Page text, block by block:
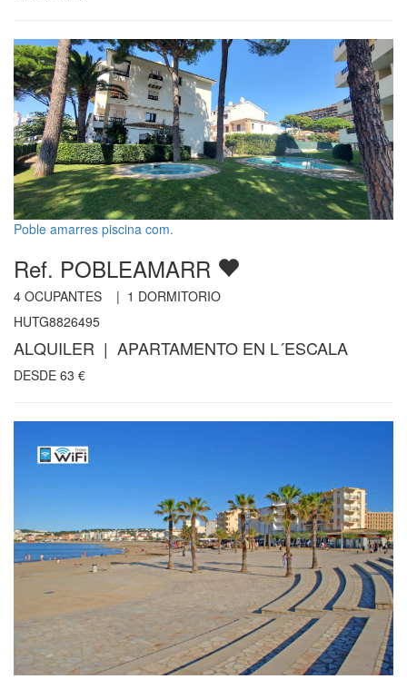
Poble amarres piscina com.
Ref. POBLEAMARR
4 OCUPANTES | 1 DORMITORIO
HUTG8826495
ALQUILER | APARTAMENTO EN L´ESCALA
DESDE 63 €